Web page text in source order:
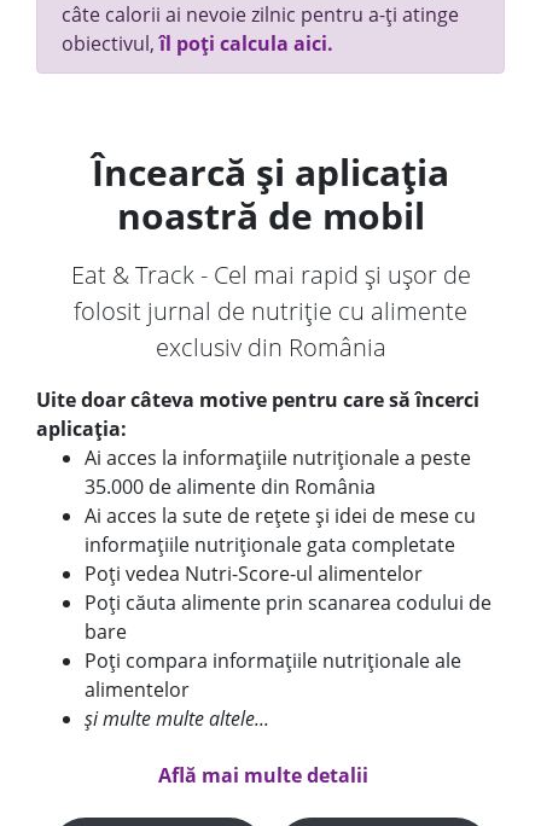
câte calorii ai nevoie zilnic pentru a-ți atinge
obiectivul,îl poți calcula aici.
Încearcă și aplicația
noastră de mobil
Eat & Track - Cel mai rapid și ușor de
folosit jurnal de nutriție cu alimente
exclusiv din România
Uite doar câteva motive pentru care să încerci
aplicația:
Ai acces la informațiile nutriționale a peste
35.000 de alimente din România
Ai acces la sute de rețete și idei de mese cu
informațiile nutriționale gata completate
Poți vedea Nutri-Score-ul alimentelor
Poți căuta alimente prin scanarea codului de
bare
Poți compara informațiile nutriționale ale
alimentelor
și multe multe altele...
Află mai multe detalii